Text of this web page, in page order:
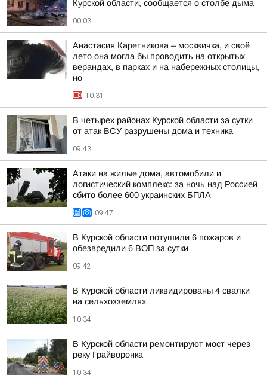
Курской области, сообщается о столбе дыма
00:03
Анастасия Каретникова – москвичка, и своё
лето она могла бы проводить на открытых
верандах, в парках и на набережных столицы,
но
10:31
В четырех районах Курской области за сутки
от атак ВСУ разрушены дома и техника
09:43
Атаки на жилые дома, автомобили и
логистический комплекс: за ночь над Россией
сбито более 600 украинских БПЛА
09:47
В Курской области потушили 6 пожаров и
обезвредили 6 ВОП за сутки
09:42
В Курской области ликвидированы 4 свалки
на сельхозземлях
10:34
В Курской области ремонтируют мост через
реку Грайворонка
10:34